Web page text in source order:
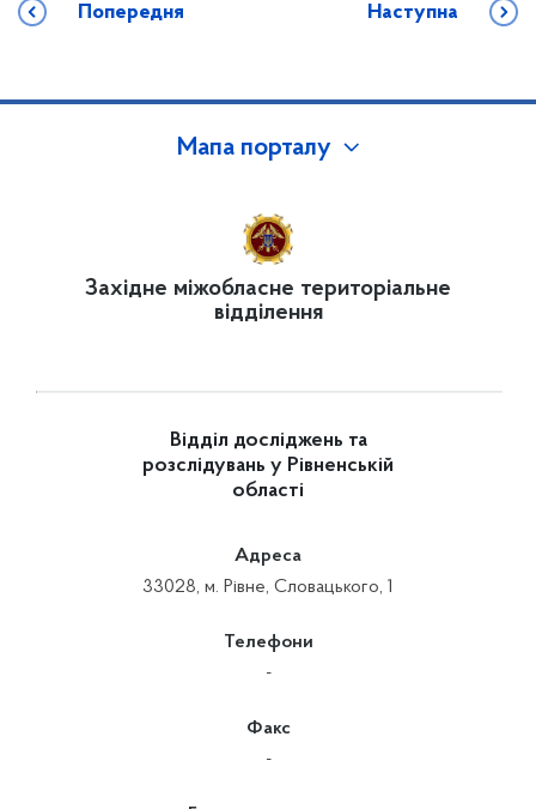
Попередня Наступна
Мапа порталу
Західне міжобласне територіальне
відділення
Відділ досліджень та
розслідувань у Рівненській
області
Адреса
33028, м. Рівне, Словацького, 1
Телефони
-
Факс
-